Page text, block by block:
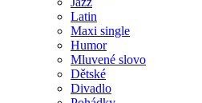
Latin
Maxi single
Humor
Mluvené slovo
Dětské
Divadlo